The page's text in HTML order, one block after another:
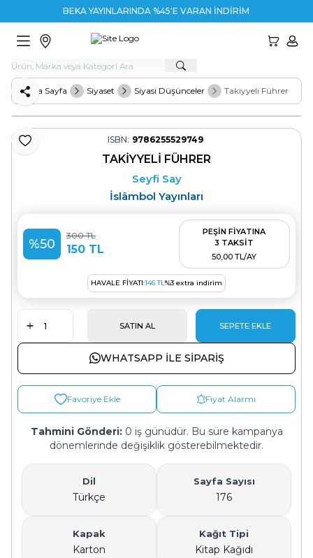
BEKA YAYINLARINDA %45'E VARAN İNDİRİM
Ana Sayfa Siyaset Siyasi Düşünceler Takiyyeli Führer
Favoriye Ekle
Paylaş
ISBN: 9786255529749
TAKIYYELI FÜHRER
Seyfi Say
İslâmbol Yayınları
%50
300TL
150 TL
PEŞİN FİYATINA
3 TAKSİT
50,00 TL/AY
HAVALE FIYATI:146TL%3 extra indirim
SATIN AL SEPETE EKLE
WHATSAPP ILE SIPARIŞ
Favoriye Ekle Fiyat Alarmı
Tahmini Gönderi:0 iş günüdür. Bu süre kampanya
dönemlerinde değişiklik gösterebilmektedir.
Dil
Türkçe
Sayfa Sayısı
176
Kapak
Karton
Kağıt Tipi
Kitap Kağıdı